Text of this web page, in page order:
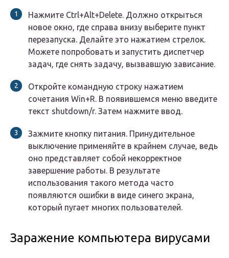
Нажмите Ctrl+Alt+Delete. Должно открыться
новое окно, где справа внизу выберите пункт
перезапуска. Делайте это нажатием стрелок.
Можете попробовать и запустить диспетчер
задач, где снять задачу, вызвавшую зависание.
Откройте командную строку нажатием
сочетания Win+R. В появившемся меню введите
текст shutdown/r. Затем нажмите ввод.
Зажмите кнопку питания. Принудительное
выключение применяйте в крайнем случае, ведь
оно представляет собой некорректное
завершение работы. В результате
использования такого метода часто
появляются ошибки в виде синего экрана,
который пугает многих пользователей.
Заражение компьютера вирусами